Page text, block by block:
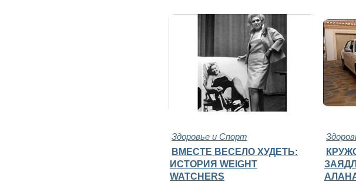
Здоровье и Спорт
ВМЕСТЕ ВЕСЕЛО ХУДЕТЬ:
ИСТОРИЯ WEIGHT
WATCHERS